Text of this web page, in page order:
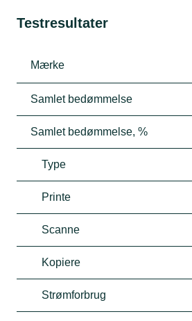
Testresultater
Mærke
Samlet bedømmelse
Samlet bedømmelse, %
Type
Printe
Scanne
Kopiere
Strømforbrug